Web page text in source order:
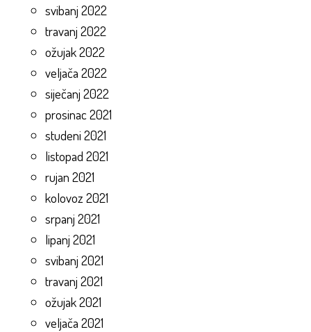
svibanj 2022
travanj 2022
ožujak 2022
veljača 2022
siječanj 2022
prosinac 2021
studeni 2021
listopad 2021
rujan 2021
kolovoz 2021
srpanj 2021
lipanj 2021
svibanj 2021
travanj 2021
ožujak 2021
veljača 2021